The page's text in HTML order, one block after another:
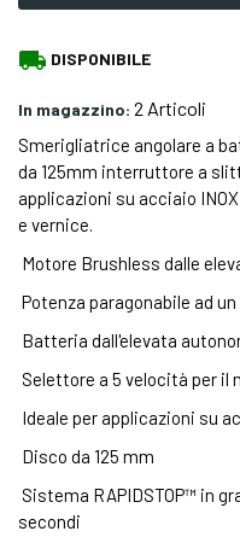
local_shipping DISPONIBILE
In magazzino: 2 Articoli
Smerigliatrice angolare a
da 125mm interruttore a
applicazioni su acciaio
e vernice.
Motore Brushless dalle
Potenza paragonabile ad
Batteria dall'elevata
Selettore a 5 velocità per il
Ideale per applicazioni su
Disco da 125 mm
Sistema RAPIDSTOP™ in
secondi